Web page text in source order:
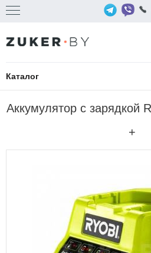
Каталог
Аккумулятор c зарядкой
+